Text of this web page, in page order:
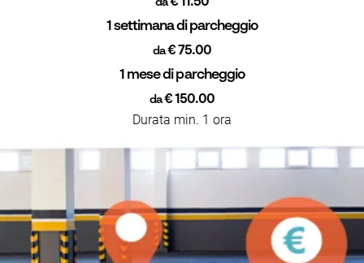
da
1 settimana di parcheggio
da€ 75.00
1 mese di parcheggio
da€ 150.00
Durata min. 1 ora